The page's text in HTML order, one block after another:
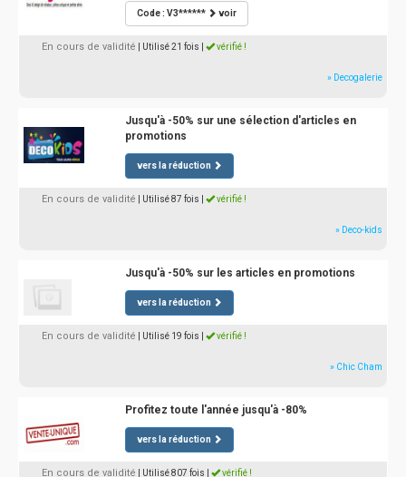
Code : V3****** voir
En cours de validité | Utilisé 21 fois vérifié !
» Decogalerie
Jusqu'à -50% sur une sélection d'articles en
promotions
vers la réduction
En cours de validité | Utilisé 87 fois vérifié !
» Deco-kids
Jusqu'à -50% sur les articles en promotions
vers la réduction
En cours de validité | Utilisé 19 fois vérifié !
» Chic Cham
Profitez toute l'année jusqu'à -80%
vers la réduction
En cours de validité | Utilisé 807 fois vérifié !